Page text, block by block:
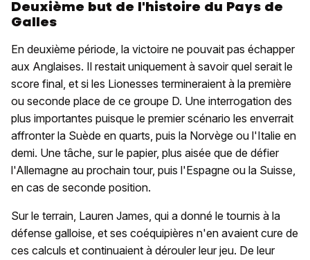
Deuxième but de l'histoire du Pays de
Galles
En deuxième période, la victoire ne pouvait pas échapper
aux Anglaises. Il restait uniquement à savoir quel serait le
score final, et si les Lionesses termineraient à la première
ou seconde place de ce groupe D. Une interrogation des
plus importantes puisque le premier scénario les enverrait
affronter la Suède en quarts, puis la Norvège ou l'Italie en
demi. Une tâche, sur le papier, plus aisée que de défier
l'Allemagne au prochain tour, puis l'Espagne ou la Suisse,
en cas de seconde position.
Sur le terrain, Lauren James, qui a donné le tournis à la
défense galloise, et ses coéquipières n'en avaient cure de
ces calculs et continuaient à dérouler leur jeu. De leur